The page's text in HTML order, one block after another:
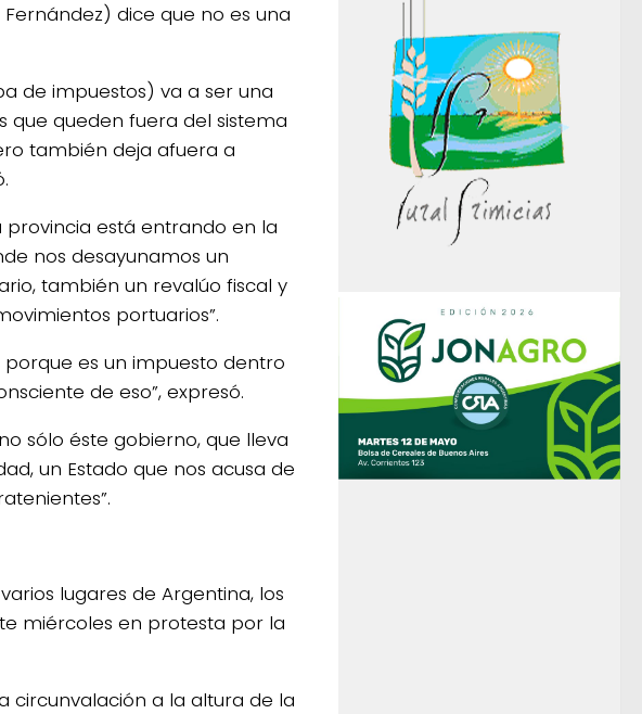
dice que no es una
de impuestos) va a ser una
queden fuera del sistema
también deja afuera a
provincia está entrando en la
nos desayunamos un
también un revalúo fiscal y
portuarios”.
porque es un impuesto dentro
de eso”, expresó.
sólo éste gobierno, que lleva
un Estado que nos acusa de
lugares de Argentina, los
miércoles en protesta por la
circunvalación a la altura de la